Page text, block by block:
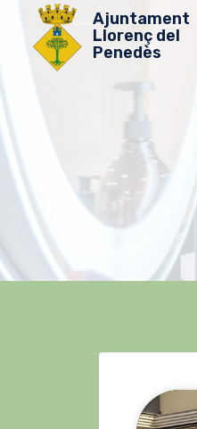
Ajuntament
Llorenç del
Penedès